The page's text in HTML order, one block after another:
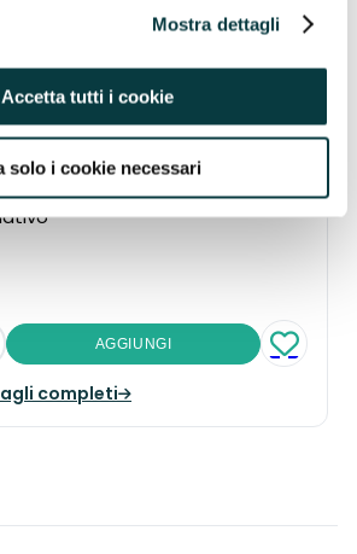
Mostra dettagli
Accetta tutti i cookie
solo i cookie necessari
la sensazione di stanchezza e
AGGIUNGI
completi